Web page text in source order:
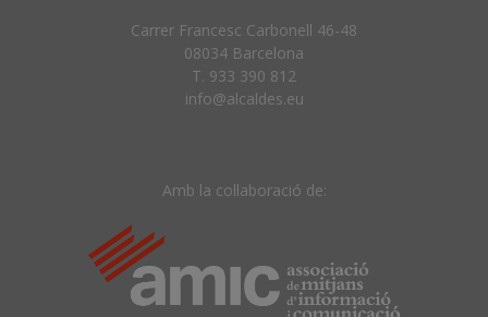
Carrer Francesc Carbonell 46-48
08034 Barcelona
T. 933 390 812
info@alcaldes.eu
Amb la col·laboració de: